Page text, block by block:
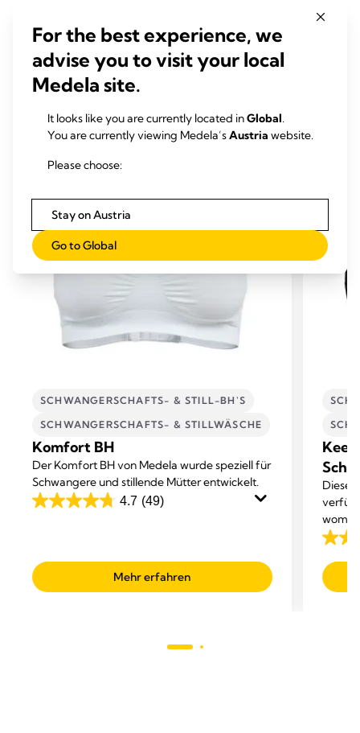
ÄHNLICHE PRODUKTE
SCHWANGERSCHAFTS- & STILL-BH'S
SCHWANGERSCHAFTS- & STILLWÄSCHE
Komfort BH
Der Komfort BH von Medela wurde speziell für
Schwangere und stillende Mütter entwickelt.
4.7 (49)
4.7
Sternen.
49
Mehr erfahren
Dieser
womit
sorgt,
bietet.
4.2
von
5
For the best experience, we
advise you to visit your local
Medela site.
It looks like you are currently located inGlobal.
You are currently viewing Medela’sAustria website.
Please choose:
Stay on Austria
Go to Global